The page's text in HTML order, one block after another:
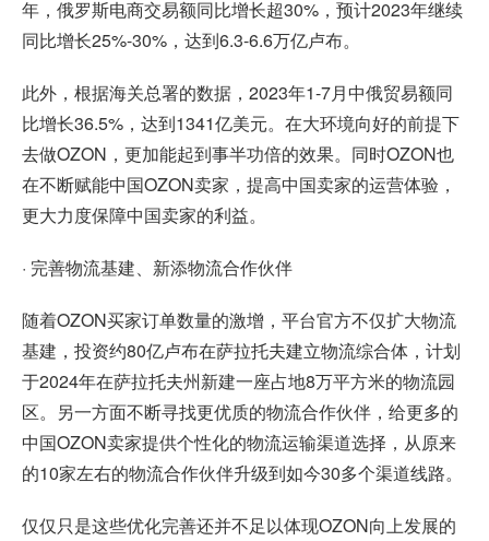
年，俄罗斯电商交易额同比增长超30%，预计2023年继续
同比增长25%-30%，达到6.3-6.6万亿卢布。
此外，根据海关总署的数据，2023年1-7月中俄贸易额同
比增长36.5%，达到1341亿美元。在大环境向好的前提下
去做OZON，更加能起到事半功倍的效果。同时OZON也
在不断赋能中国OZON卖家，提高中国卖家的运营体验，
更大力度保障中国卖家的利益。
· 完善物流基建、新添物流合作伙伴
随着OZON买家订单数量的激增，平台官方不仅扩大物流
基建，投资约80亿卢布在萨拉托夫建立物流综合体，计划
于2024年在萨拉托夫州新建一座占地8万平方米的物流园
区。另一方面不断寻找更优质的物流合作伙伴，给更多的
中国OZON卖家提供个性化的物流运输渠道选择，从原来
的10家左右的物流合作伙伴升级到如今30多个渠道线路。
仅仅只是这些优化完善还并不足以体现OZON向上发展的